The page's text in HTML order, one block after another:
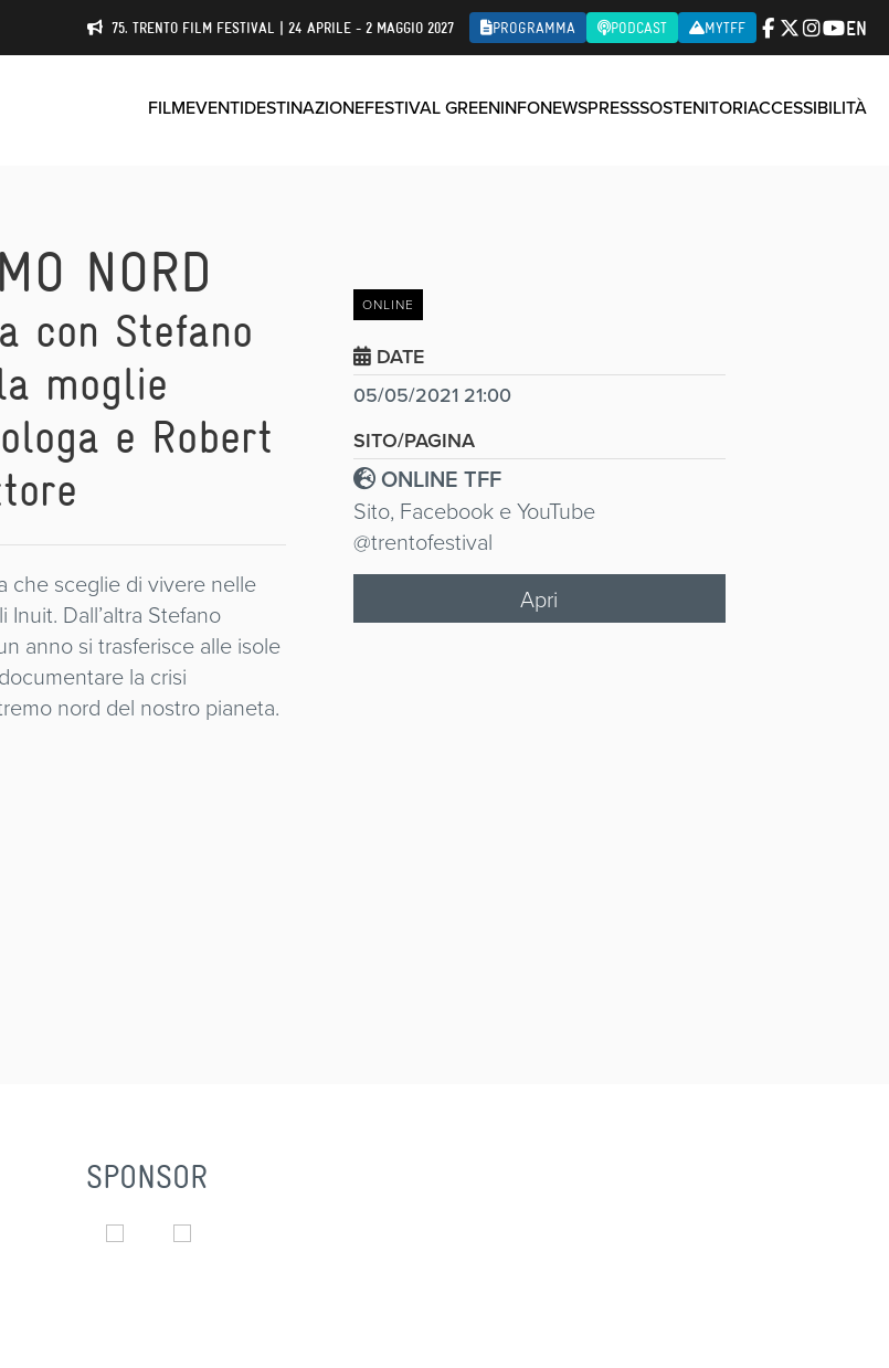
75. TRENTO FILM FESTIVAL | 24 APRILE - 2 MAGGIO 2027 PROGRAMMA PODCAST MYTFF EN
FILMEVENTIDESTINAZIONEFESTIVAL GREENINFONEWSPRESSSOSTENITORIACCESSIBILITÀ
NORD
con Stefano
moglie
e Robert
che sceglie di vivere nelle
Dall’altra Stefano
anno si trasferisce alle isole
la crisi
nord del nostro pianeta.
ONLINE
DATE
05/05/2021 21:00
SITO/PAGINA
ONLINE TFF
Sito, Facebook e YouTube
@trentofestival
Apri
SPONSOR